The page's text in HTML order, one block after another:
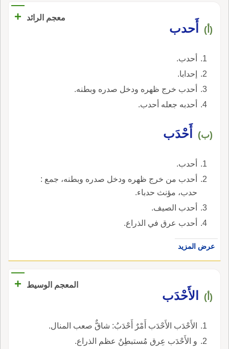
معجم الرائد +
(أ) أَحدب
أحدب.
إحدابا.
أحدب خرج ظهره ودخل صدره وبطنه.
أحدبه جعله أحدب.
(ب) أَحْدَب
أحدب.
أحدب من خرج ظهره ودخل صدره وبطنه، جمع :
حدب، مؤنث حدباء.
أحدب الصيف.
أحدب عرق في الذراع.
عرض المزيد
المعجم الوسيط +
(أ) الأَحْدَب
الأَحْدَب الأَحْدَب أَمْرٌ أَحْدَبُ: شاقٌّ صعب المنال.
و الأَحْدَب عِرق مُستبطِنٌ عظم الذراع.